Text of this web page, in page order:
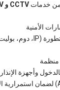
خدمات CCTV و ELV
الأمنية
منظمة
وأجهزة الإنذار